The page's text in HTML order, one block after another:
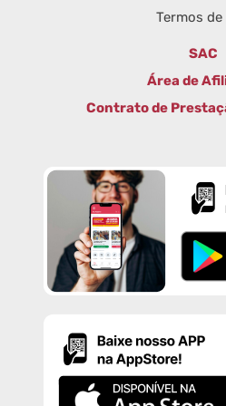
Termos de
SAC
Área de
Contrato de